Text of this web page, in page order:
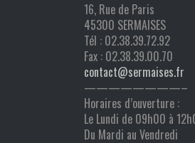
16, Rue de Paris
45300 SERMAISES
Tél : 02.38.39.72.92
Fax : 02.38.39.00.70
contact@sermaises.fr
————————–
Horaires d’ouverture :
Le Lundi de 09h00 à
Du Mardi au Vendredi